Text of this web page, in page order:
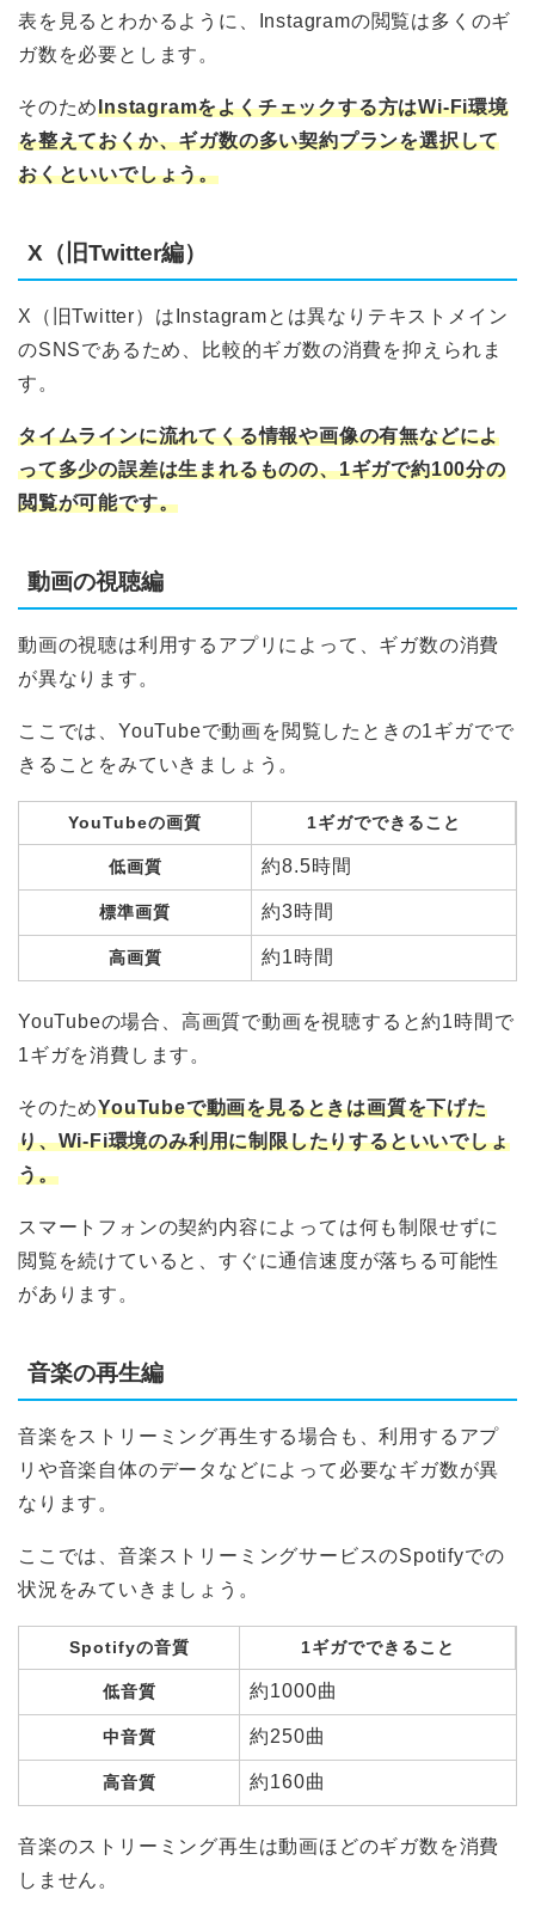
表を見るとわかるように、Instagramの閲覧は多くのギ
ガ数を必要とします。
そのためInstagramをよくチェックする方はWi-Fi環境
を整えておくか、ギガ数の多い契約プランを選択して
おくといいでしょう。
X（旧Twitter編）
X（旧Twitter）はInstagramとは異なりテキストメイン
のSNSであるため、比較的ギガ数の消費を抑えられま
す。
タイムラインに流れてくる情報や画像の有無などによ
って多少の誤差は生まれるものの、1ギガで約100分の
閲覧が可能です。
動画の視聴編
動画の視聴は利用するアプリによって、ギガ数の消費
が異なります。
ここでは、YouTubeで動画を閲覧したときの1ギガでで
きることをみていきましょう。
YouTubeの画質 1ギガでできること
低画質 約8.5時間
標準画質 約3時間
高画質 約1時間
YouTubeの場合、高画質で動画を視聴すると約1時間で
1ギガを消費します。
そのためYouTubeで動画を見るときは画質を下げた
り、Wi-Fi環境のみ利用に制限したりするといいでしょ
う。
スマートフォンの契約内容によっては何も制限せずに
閲覧を続けていると、すぐに通信速度が落ちる可能性
があります。
音楽の再生編
音楽をストリーミング再生する場合も、利用するアプ
リや音楽自体のデータなどによって必要なギガ数が異
なります。
ここでは、音楽ストリーミングサービスのSpotifyでの
状況をみていきましょう。
Spotifyの音質 1ギガでできること
低音質 約1000曲
中音質 約250曲
高音質 約160曲
音楽のストリーミング再生は動画ほどのギガ数を消費
しません。